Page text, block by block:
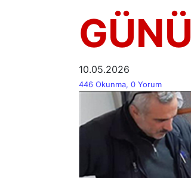
GÜNÜ
10.05.2026
446 Okunma, 0 Yorum